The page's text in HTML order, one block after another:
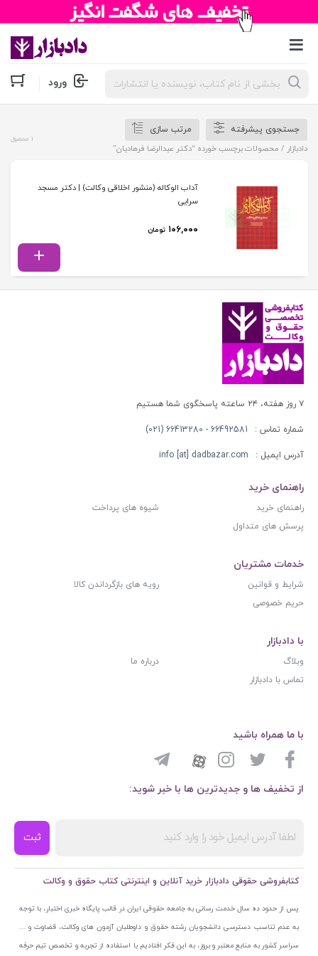
جستجوی
محصولات ورود
جستجوی پیشرفته
مرتب سازی
دادبازار / محصولات برچسب خورده “دکتر عبدالرضا فرهادیان”
1 محصول
آداب الوکاله (منشور اخلاقی وکالت) | دکتر مسجد
سرایی
۱۰۶,۰۰۰ تومان
۷ روز هفته، ۲۴ ساعته پاسخگوی شما هستیم
شماره تماس : 66492581 - 66413280 (021)
آدرس ایمیل : info [at] dadbazar.com
راهنمای خرید
راهنمای خرید
شیوه های پرداخت
پرسش های متداول
خدمات مشتریان
شرایط و قوانین
رویه های بازگرداندن کالا
حریم خصوصی
با دادبازار
وبلاگ
درباره ما
تماس با دادبازار
از تخفیف ها و جدیدترین ها با خبر شوید:
ثبت
با ما همراه باشید
کتابفروشی حقوقی دادبازار خرید آنلاین و اینترنتی کتاب حقوق و وکالت
پس از حدود ده سال خدمت رسانی به جامعه حقوقی ایران در قالب پایگاه خبری اختبار، با توجه
به عدم تناسب دسترسی دانشجویان رشته حقوق و داوطلبان آزمون های وکالت، قضاوت و ...
سراسر کشور به منابع معتبر و بروز، به این فکر افتادیم با استفاده از تجربه و تخصص تیم حرفه